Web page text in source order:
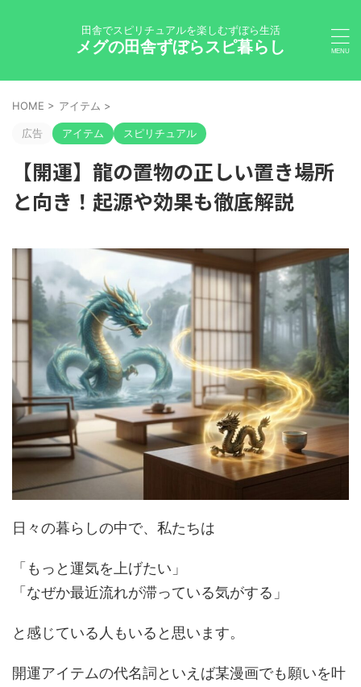
田舎でスピリチュアルを楽しむずぼら生活
メグの田舎ずぼらスピ暮らし
HOME > アイテム >
広告 アイテム スピリチュアル
【開運】龍の置物の正しい置き場所
と向き！起源や効果も徹底解説
日々の暮らしの中で、私たちは
「もっと運気を上げたい」
「なぜか最近流れが滞っている気がする」
と感じている人もいると思います。
開運アイテムの代名詞といえば某漫画でも願いを叶